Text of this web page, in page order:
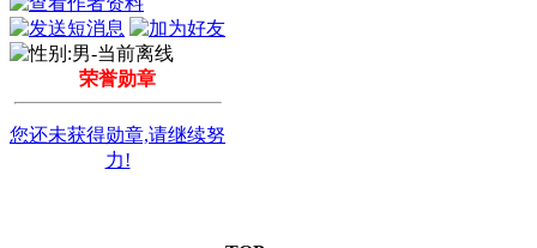
荣誉勋章
您还未获得勋章,请继续努
力!